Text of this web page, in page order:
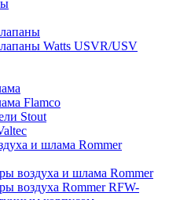
Watts USVR/USV
Flamco
Stout
и шлама Rommer
воздуха и шлама Rommer
воздуха Rommer RFW-